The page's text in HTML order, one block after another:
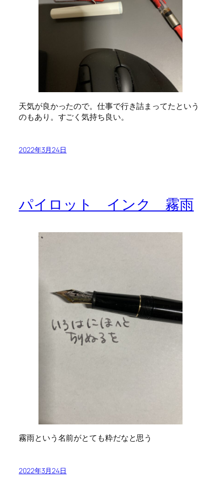
天気が良かったので。仕事で行き詰まってたという
のもあり。すごく気持ち良い。
2022年3月24日
パイロット インク 霧雨
霧雨という名前がとても粋だなと思う
2022年3月24日